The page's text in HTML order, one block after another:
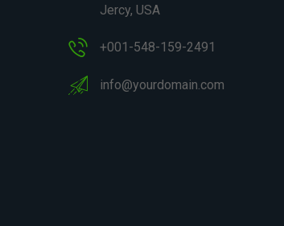
Jercy, USA
+001-548-159-2491
info@yourdomain.com